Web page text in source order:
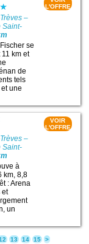
–
Saint-
se
km et
de
tels
une
L'OFFRE
–
Saint-
à
km, 8,8
: Arena
et
un
VOIR
L'OFFRE
13 14 15 >